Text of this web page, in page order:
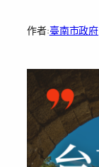
作者:臺南市政府